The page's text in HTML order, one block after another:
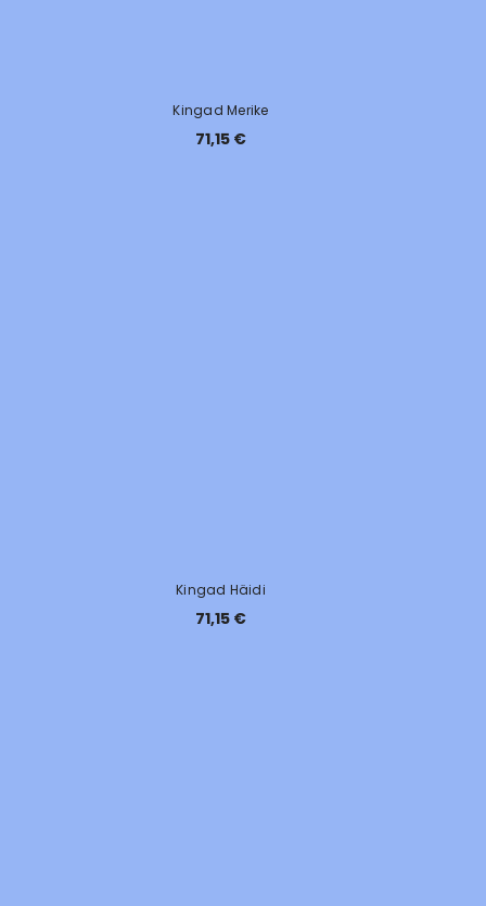
Kingad Merike
71,15 €
Kingad Häidi
71,15 €